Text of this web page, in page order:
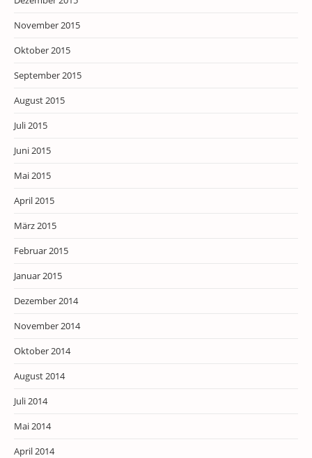
November 2015
Oktober 2015
September 2015
August 2015
Juli 2015
Juni 2015
Mai 2015
April 2015
März 2015
Februar 2015
Januar 2015
Dezember 2014
November 2014
Oktober 2014
August 2014
Juli 2014
Mai 2014
April 2014